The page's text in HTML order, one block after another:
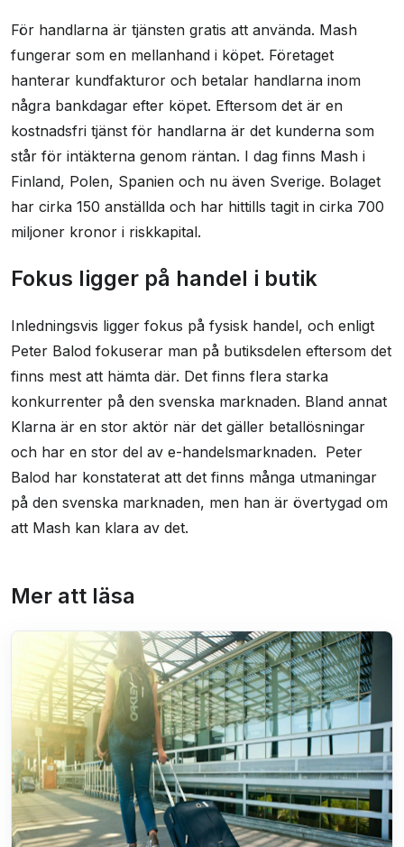
För handlarna är tjänsten gratis att använda. Mash
fungerar som en mellanhand i köpet. Företaget
hanterar kundfakturor och betalar handlarna inom
några bankdagar efter köpet. Eftersom det är en
kostnadsfri tjänst för handlarna är det kunderna som
står för intäkterna genom räntan. I dag finns Mash i
Finland, Polen, Spanien och nu även Sverige. Bolaget
har cirka 150 anställda och har hittills tagit in cirka 700
miljoner kronor i riskkapital.
Fokus ligger på handel i butik
Inledningsvis ligger fokus på fysisk handel, och enligt
Peter Balod fokuserar man på butiksdelen eftersom det
finns mest att hämta där. Det finns flera starka
konkurrenter på den svenska marknaden. Bland annat
Klarna är en stor aktör när det gäller betallösningar
och har en stor del av e-handelsmarknaden. Peter
Balod har konstaterat att det finns många utmaningar
på den svenska marknaden, men han är övertygad om
att Mash kan klara av det.
Mer att läsa